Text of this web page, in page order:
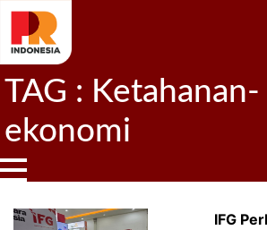
TAG : Ketahanan-
ekonomi
IFG